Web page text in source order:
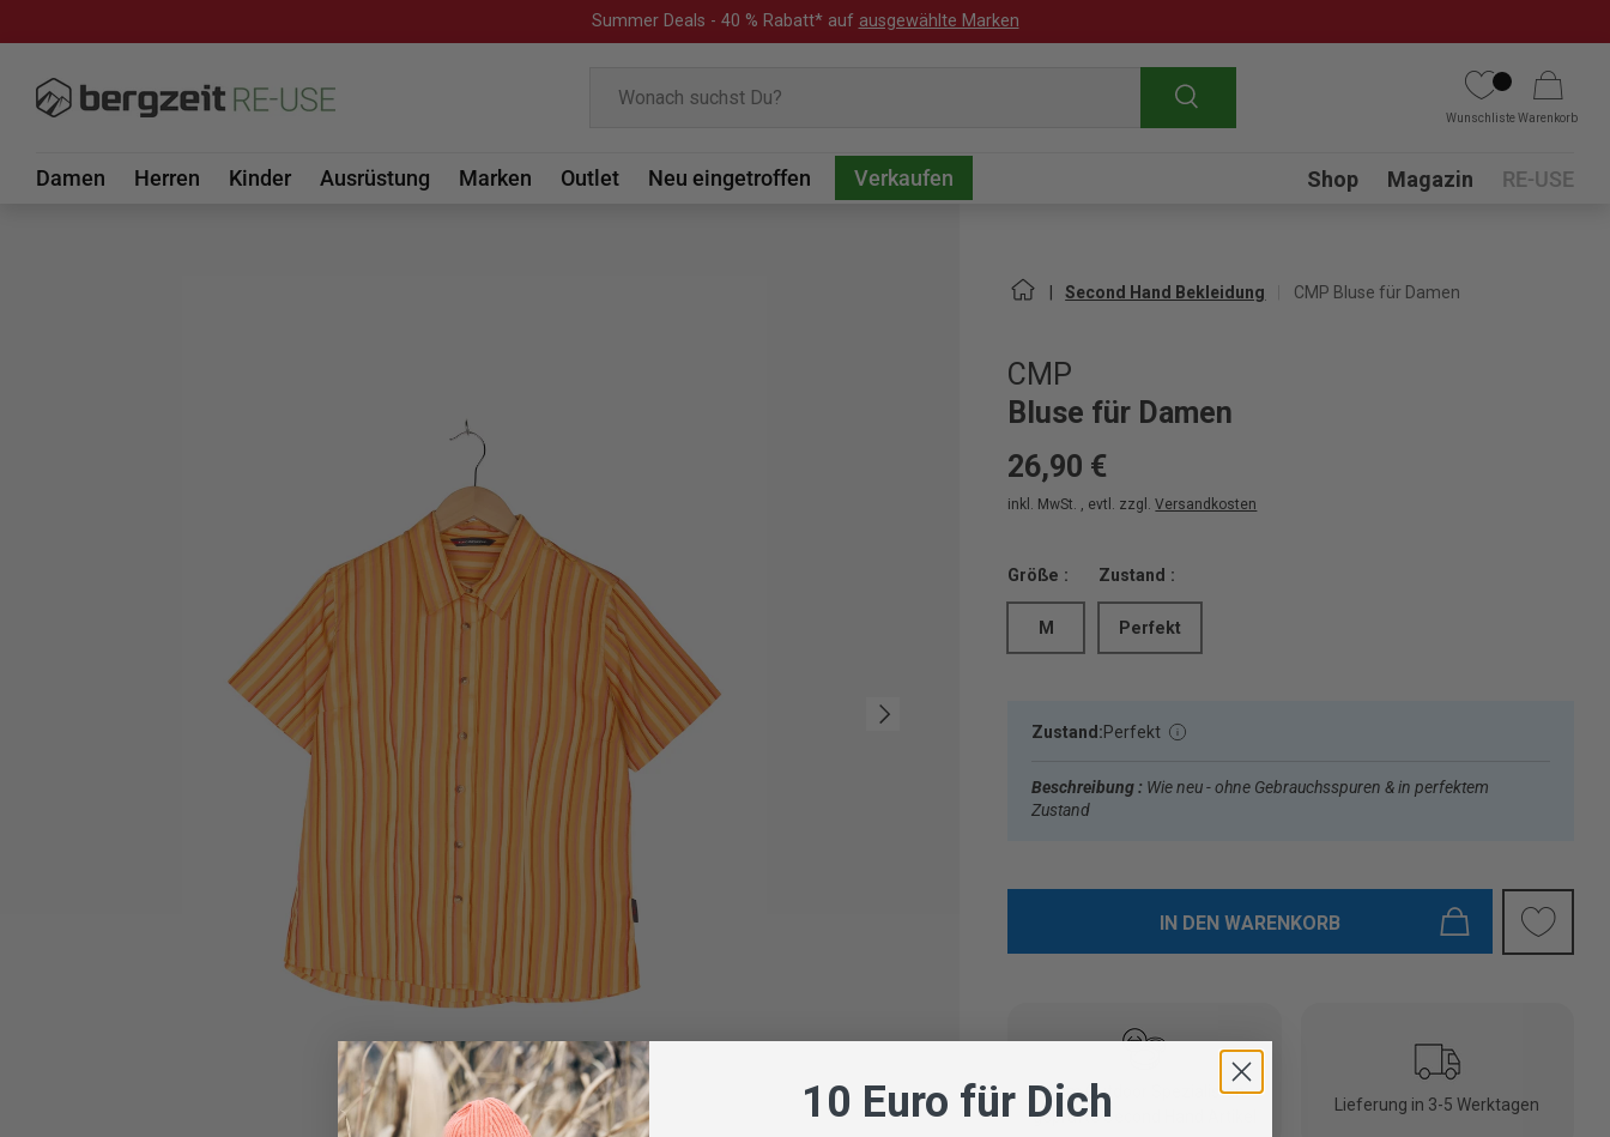
Summer Deals - 40 % Rabatt* auf ausgewählte Marken
Suchen
WunschlisteWarenkorb
Damen Herren Kinder Ausrüstung Marken Outlet Neu eingetroffen Verkaufen Submenu
Shop Magazin RE-USE
Nächste
Second Hand Bekleidung CMP Bluse für Damen
CMP
Bluse für Damen
26,90 €
inkl. MwSt. , evtl. zzgl.Versandkosten
Größe :
M
Zustand :
Perfekt
Zustand:Perfekt
Beschreibung : Wie neu - ohne Gebrauchsspuren & in perfektem
Zustand
IN DEN WARENKORB
Vom Outdoor Spezialisten
geprüfte Second Hand Artikel
Lieferung in 3-5 Werktagen
10 Euro für Dich